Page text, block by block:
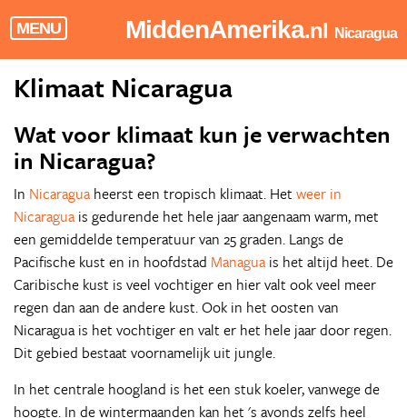
MENU MiddenAmerika.nl Nicaragua
Klimaat Nicaragua
Wat voor klimaat kun je verwachten
in Nicaragua?
In Nicaragua heerst een tropisch klimaat. Het weer in
Nicaragua is gedurende het hele jaar aangenaam warm, met
een gemiddelde temperatuur van 25 graden. Langs de
Pacifische kust en in hoofdstad Managua is het altijd heet. De
Caribische kust is veel vochtiger en hier valt ook veel meer
regen dan aan de andere kust. Ook in het oosten van
Nicaragua is het vochtiger en valt er het hele jaar door regen.
Dit gebied bestaat voornamelijk uit jungle.
In het centrale hoogland is het een stuk koeler, vanwege de
hoogte. In de wintermaanden kan het 's avonds zelfs heel